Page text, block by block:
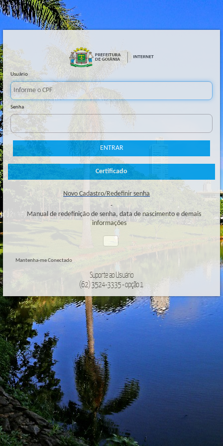
Usuário
Senha
Novo Cadastro/Redefinir senha
Manual de redefinição de senha, data de nascimento e demais
informações
Mantenha-me Conectado
Suporte ao Usuário
(62) 3524-3335 - opção 1